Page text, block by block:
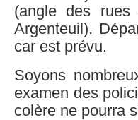
(angle des rues
Argenteuil).
car est prévu.
Soyons
examen des
colère ne pourra